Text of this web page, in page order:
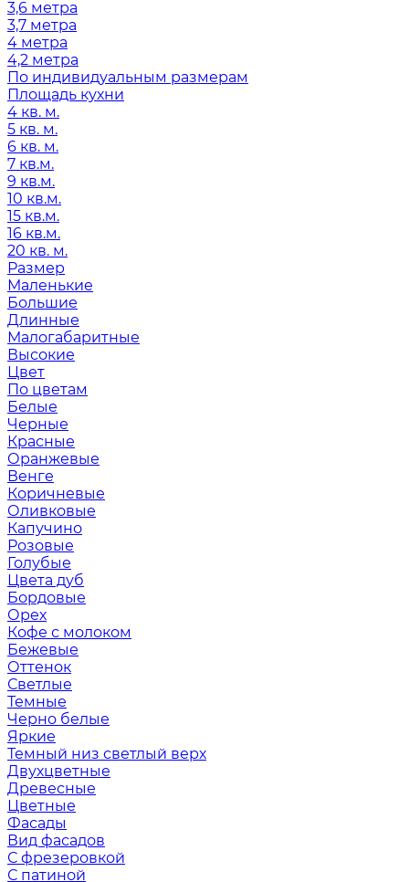
3,6 метра
3,7 метра
4 метра
4,2 метра
По индивидуальным размерам
Площадь кухни
4 кв. м.
5 кв. м.
6 кв. м.
7 кв.м.
9 кв.м.
10 кв.м.
15 кв.м.
16 кв.м.
20 кв. м.
Размер
Маленькие
Большие
Длинные
Малогабаритные
Высокие
Цвет
По цветам
Белые
Черные
Красные
Оранжевые
Венге
Коричневые
Оливковые
Капучино
Розовые
Голубые
Цвета дуб
Бордовые
Орех
Кофе с молоком
Бежевые
Оттенок
Светлые
Темные
Черно белые
Яркие
Темный низ светлый верх
Двухцветные
Древесные
Цветные
Фасады
Вид фасадов
С фрезеровкой
С патиной